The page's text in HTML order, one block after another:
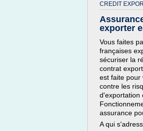
CREDIT
exporter
Vous faites
françaises
sécuriser la
contrat
est faite pour
contre les
d'exportation
assurance
A qui